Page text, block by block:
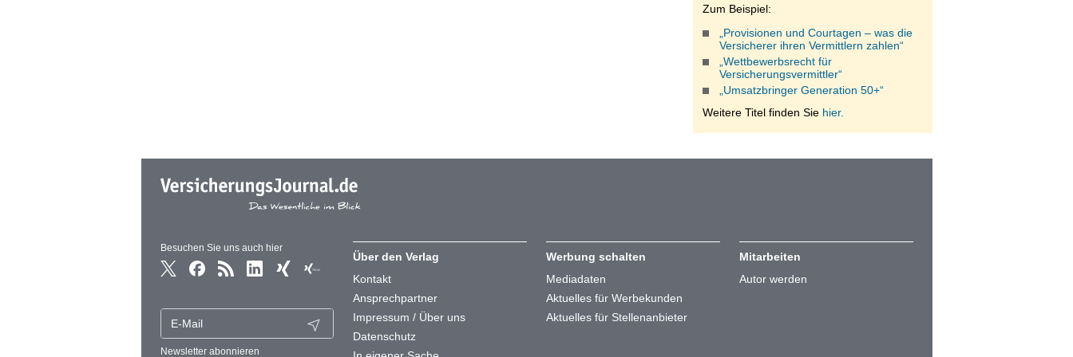
Zum Beispiel:
„Provisionen und Courtagen – was die
Versicherer ihren Vermittlern zahlen“
„Wettbewerbsrecht für
Versicherungsvermittler“
„Umsatzbringer Generation 50+“
Weitere Titel finden Sie hier.
Besuchen Sie uns auch hier
Newsletter abonnieren
Über den Verlag
Kontakt
Ansprechpartner
Impressum / Über uns
Datenschutz
Werbung schalten
Mediadaten
Aktuelles für Werbekunden
Aktuelles für Stellenanbieter
Mitarbeiten
Autor werden